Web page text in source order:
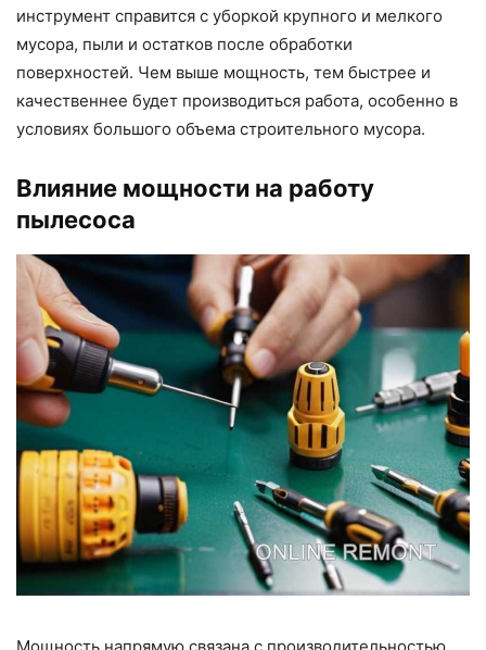
инструмент справится с уборкой крупного и мелкого
мусора, пыли и остатков после обработки
поверхностей. Чем выше мощность, тем быстрее и
качественнее будет производиться работа, особенно в
условиях большого объема строительного мусора.
Влияние мощности на работу
пылесоса